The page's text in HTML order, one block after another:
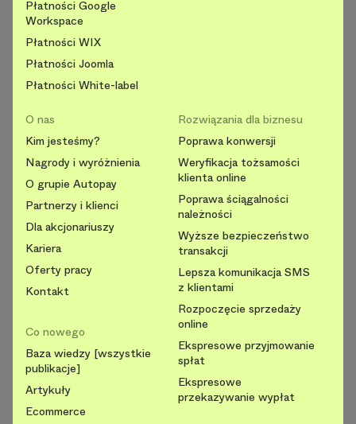
Płatności Google
Workspace
Płatności WIX
Płatności Joomla
Płatności White-label
O nas
Kim jesteśmy?
Nagrody i wyróżnienia
O grupie Autopay
Partnerzy i klienci
Dla akcjonariuszy
Kariera
Oferty pracy
Kontakt
Co nowego
Baza wiedzy [wszystkie
publikacje]
Artykuły
Ecommerce
Rozwiązania dla biznesu
Poprawa konwersji
Weryfikacja tożsamości
klienta online
Poprawa ściągalności
należności
Wyższe bezpieczeństwo
transakcji
Lepsza komunikacja SMS
z klientami
Rozpoczęcie sprzedaży
online
Ekspresowe przyjmowanie
spłat
Ekspresowe
przekazywanie wypłat